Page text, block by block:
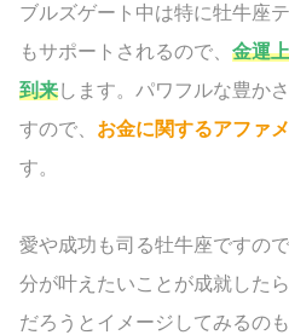
ブルズゲート中は特に牡牛座
もサポートされるので、 金運
到来 します。パワフルな豊か
すので、 お金に関するアファ
す。
愛や成功も司る牡牛座ですの
分が叶えたいことが成就した
だろうとイメージしてみるの